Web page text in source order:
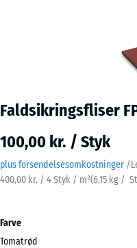
Faldsikringsfliser
100,00 kr. / Styk
plus forsendelsesomkostninger /
400,00 kr. / 4 Styk / m²(6,15 kg /
Farve
Tomatrød